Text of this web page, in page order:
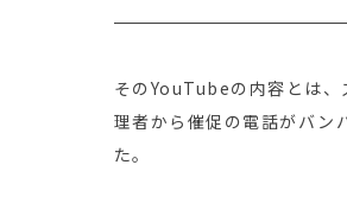
そのYouTubeの内容とは、
理者から催促の電話がバン
た。